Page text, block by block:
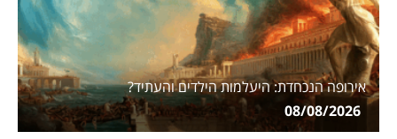
אירופה הנכחדת: היעלמות הילדים והעתיד?